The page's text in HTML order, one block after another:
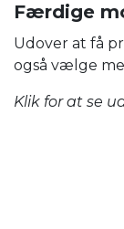
Færdige
Udover at få
også vælge
Klik for at se